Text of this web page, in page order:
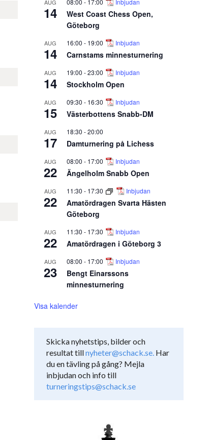
AUG
14
West Coast Chess Open,
Göteborg
AUG
14
16:00 - 19:00 Inbjudan
Carnstams minnesturnering
AUG
14
19:00 -23:00 Inbjudan
Stockholm Open
AUG
15
09:30 - 16:30 Inbjudan
Västerbottens Snabb-DM
AUG
17
18:30 -20:00
Damturnering på Lichess
AUG
22
08:00 - 17:00 Inbjudan
Ängelholm Snabb Open
AUG
22
11:30 - 17:30 Inbjudan
Amatördragen Svarta Hästen
Göteborg
AUG
22
11:30 - 17:30 Inbjudan
Amatördragen i Göteborg 3
AUG
23
08:00 - 17:00 Inbjudan
Bengt Einarssons
minnesturnering
Visa kalender
Skicka nyhetstips, bilder och
resultat tillnyheter@schack.se. Har
du en tävling på gång? Mejla
inbjudan och info till
turneringstips@schack.se